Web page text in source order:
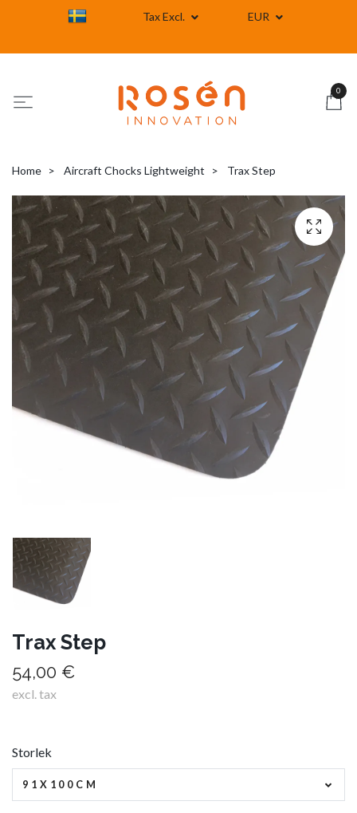
Tax Excl. EUR
0
Home Aircraft Chocks Lightweight Trax Step
Trax Step
54,00 €
excl. tax
Storlek
91X100CM